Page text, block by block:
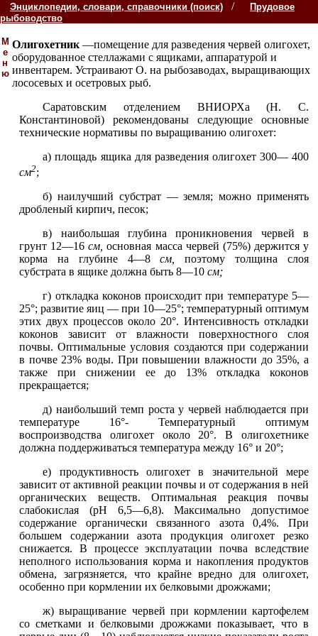
Энциклопедии, словари, справочники (поиск) /
Прудовое
рыбоводство
М
е
н
ю
Олигохетник —помещение для разведения червей олигохет,
оборудованное стеллажами с ящиками, аппаратурой и
инвентарем. Устраивают О. на рыбозаводах, выращивающих
лососевых и осетровых рыб.
Саратовским отделением ВНИОРХа (Н. С.
Константиновой) рекомендованы следующие основные
технические нормативы по выращиванию олигохет:
а) площадь ящика для разведения олигохет 300— 400
см2;
б) наилучший субстрат — земля; можно применять
дробленый кирпич, песок;
в) наибольшая глубина проникновения червей в
грунт 12—16см,основная масса червей (75%) держится у
корма на глубине 4—8см,поэтому толщина слоя
субстрата в ящике должна быть 8—10 см;
г) откладка коконов происходит при температуре 5—
25°; развитие яиц — при 10—25°; температурный оптимум
этих двух процессов около 20°. Интенсивность откладки
коконов зависит от влажности поверхностного слоя
почвы. Оптимальные условия создаются при содержании
в почве 23% воды. При повышении влажности до 35%, а
также при снижении ее до 13% откладка коконов
прекращается;
д) наибольший темп роста у червей наблюдается при
температуре 16°- Температурный оптимум
воспроизводства олигохет около 20°. В олигохетнике
должна поддерживаться температура между 16° и 20°;
е) продуктивность олигохет в значительной мере
зависит от активной реакции почвы и от содержания в ней
органических веществ. Оптимальная реакция почвы
слабокислая (рН 6,5—6,8). Максимально допустимое
содержание органически связанного азота 0,4%. При
большем содержании азота продукция олигохет резко
снижается. В процессе эксплуатации почва вследствие
неполного использования корма и накопления продуктов
обмена, загрязняется, что крайне вредно для олигохет,
особенно при кормлении их белковыми дрожжами;
ж) выращивание червей при кормлении картофелем
со сметками и белковыми дрожжами показывает, что в